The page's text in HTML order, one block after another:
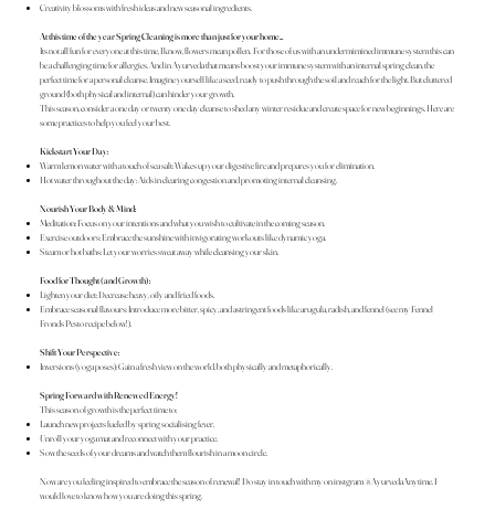
Creativity blossoms with fresh ideas and new seasonal ingredients.
At this time of the year Spring Cleaning is more than just for your home...
Its not all fun for everyone at this time, I know, flowers mean pollen. For those of us with an undermimined immune system this can
be a challenging time for allergies. And in Ayurveda that means boost your immune system with an internal spring clean, the
perfect time for a personal cleanse. Imagine yourself like a seed, ready to push through the soil and reach for the light. But cluttered
ground (both physical and internal) can hinder your growth.
This season, consider a one day or twenty one day cleanse to shed any winter residue and create space for new beginnings. Here are
some practices to help you feel your best.
Kickstart Your Day:
Warm lemon water with a touch of sea salt: Wakes up your digestive fire and prepares you for elimination.
Hot water throughout the day: Aids in clearing congestion and promoting internal cleansing.
Nourish Your Body & Mind:
Meditation: Focus on your intentions and what you wish to cultivate in the coming season.
Exercise outdoors: Embrace the sunshine with invigorating workouts like dynamic yoga.
Steam or hot baths: Let your worries sweat away while cleansing your skin.
Food for Thought (and Growth):
Lighten your diet: Decrease heavy, oily and fried foods.
Embrace seasonal flavours: Introduce more bitter, spicy, and astringent foods like arugula, radish, and fennel (see my Fennel
Fronds Pesto recipe below!).
Shift Your Perspective:
Inversions (yoga poses): Gain a fresh view on the world, both physically and metaphorically.
Spring Forward with Renewed Energy!
This season of growth is the perfect time to:
Launch new projects fueled by spring socialising fever.
Unroll your yoga mat and reconnect with your practice.
Sow the seeds of your dreams and watch them flourish in a moon circle.
Now are you feeling inspired to embrace the season of renewal! Do stay in touch with my on instgram @AyurvedaAnytime. I
would love to know how you are doing this spring.